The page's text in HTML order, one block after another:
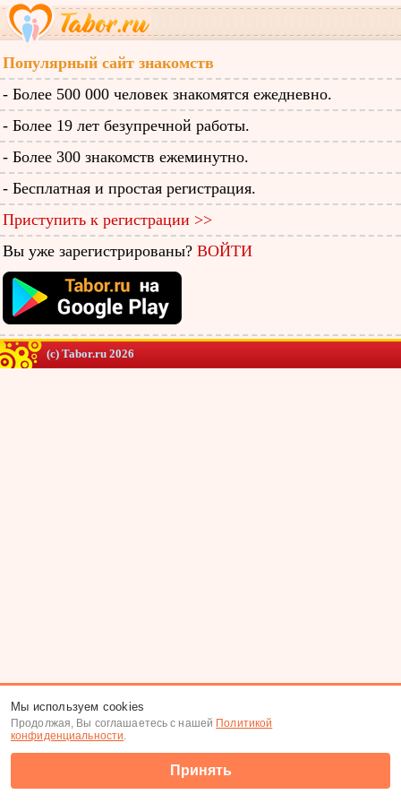
Популярный сайт знакомств
- Более 500 000 человек знакомятся ежедневно.
- Более 19 лет безупречной работы.
- Более 300 знакомств ежеминутно.
- Бесплатная и простая регистрация.
Приступить к регистрации >>
Вы уже зарегистрированы? ВОЙТИ
(c) Tabor.ru 2026
Мы используем cookies
Продолжая, Вы соглашаетесь с нашей Политикой
конфиденциальности.
Принять